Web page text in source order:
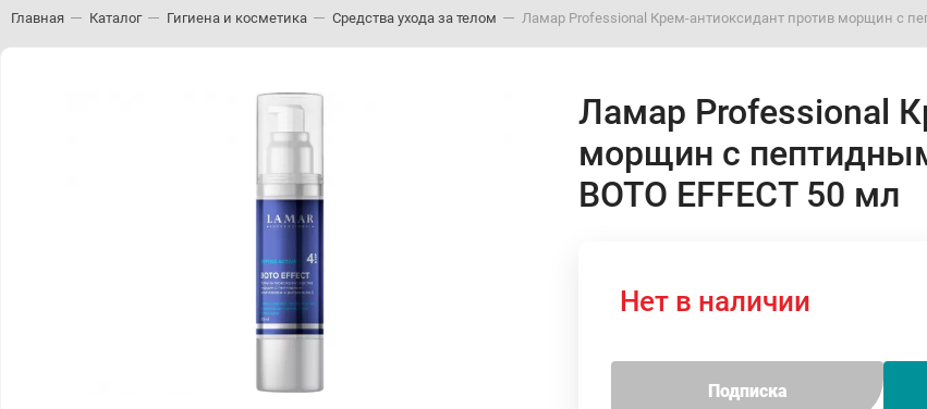
Главная Каталог Гигиена и косметика Средства ухода за телом Ламар Professional Крем-антиоксидант против морщин с
Ламар Professional
морщин с
BOTO EFFECT 50 мл
Нет в наличии
Подписка